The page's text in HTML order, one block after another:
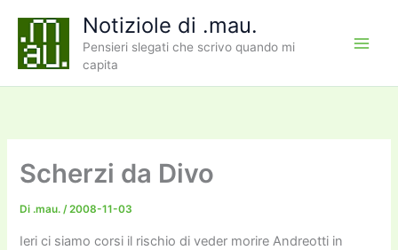
contenuto
Notiziole di .mau.
Pensieri slegati che scrivo quando mi
capita
Scherzi da Divo
Di .mau./2008-11-03
Ieri ci siamo corsi il rischio di veder morire Andreotti in